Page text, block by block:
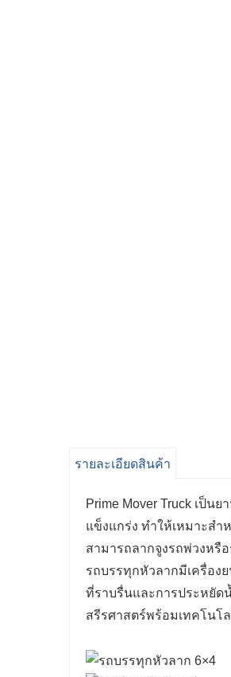
รายละเอียดสินค้า
Prime Mover Truck เป็
แข็งแกร่ง ทำให้เหมาะส
สามารถลากจูงรถพ่วงหรื
รถบรรทุกหัวลากมีเครื่อง
ที่ราบรื่นและการประหยัด
สรีรศาสตร์พร้อมเทคโนโ